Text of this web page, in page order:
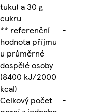
tuku) a 30 g
cukru
** referenční
hodnota příjmu
u průměrné
dospělé osoby
(8400 kJ/2000
kcal)
-
Celkový počet
-